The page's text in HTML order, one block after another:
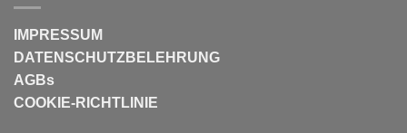
IMPRESSUM
DATENSCHUTZBELEHRUNG
AGBs
COOKIE-RICHTLINIE